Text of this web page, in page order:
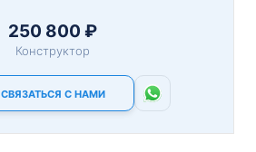
250 800 ₽
Конструктор
СВЯЗАТЬСЯ С НАМИ